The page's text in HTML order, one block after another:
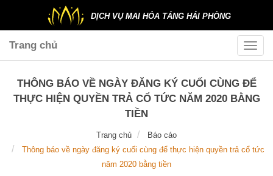
DỊCH VỤ MAI HỎA TÁNG HẢI PHÒNG
Toggle
Trang chủ
THÔNG BÁO VỀ NGÀY ĐĂNG KÝ CUỐI CÙNG ĐỂ
THỰC HIỆN QUYỀN TRẢ CỔ TỨC NĂM 2020 BẰNG
TIỀN
Trang chủ
Báo cáo
Thông báo về ngày đăng ký cuối cùng để thực hiện quyền trả cổ tức
năm 2020 bằng tiền